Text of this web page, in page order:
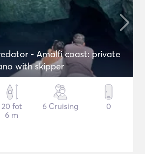
- Amalfi coast: private
with skipper
20 fot
6 m
6 Cruising 0